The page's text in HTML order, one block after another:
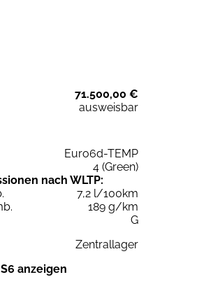
71.500,00 €
ausweisbar
Euro6d-TEMP
4 (Green)
nach WLTP:
7,2 l/100km
189 g/km
G
Zentrallager
anzeigen